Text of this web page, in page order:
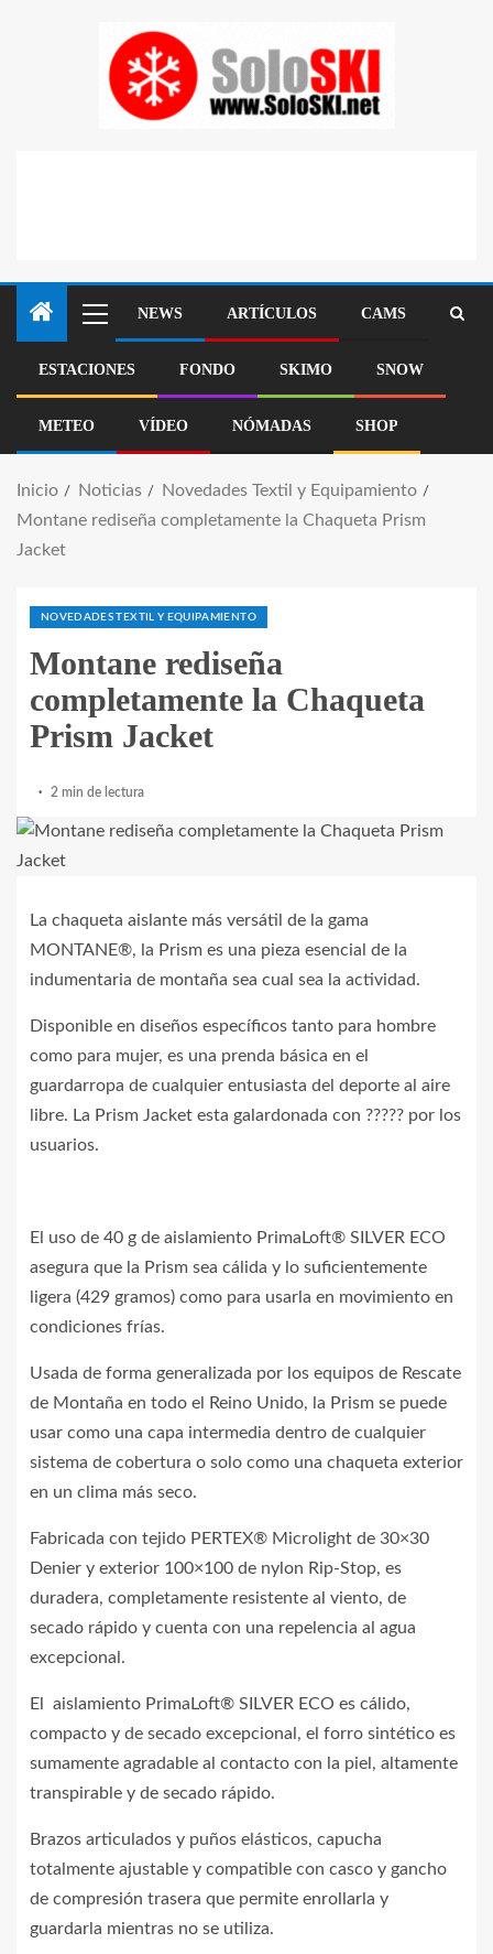
NEWS ARTÍCULOS CAMS
ESTACIONES FONDO SKIMO SNOW
METEO VÍDEO NÓMADAS SHOP
Inicio Noticias
Novedades Textil y Equipamiento
Montane rediseña completamente la Chaqueta Prism
Jacket
NOVEDADES TEXTIL Y EQUIPAMIENTO
Montane rediseña
completamente la Chaqueta
Prism Jacket
2 min de lectura
La chaqueta aislante más versátil de la gama
MONTANE®, la Prism es una pieza esencial de la
indumentaria de montaña sea cual sea la actividad.
Disponible en diseños específicos tanto para hombre
como para mujer, es una prenda básica en el
guardarropa de cualquier entusiasta del deporte al aire
libre. La Prism Jacket esta galardonada con ????? por los
usuarios.
El uso de 40 g de aislamiento PrimaLoft® SILVER ECO
asegura que la Prism sea cálida y lo suficientemente
ligera (429 gramos) como para usarla en movimiento en
condiciones frías.
Usada de forma generalizada por los equipos de Rescate
de Montaña en todo el Reino Unido, la Prism se puede
usar como una capa intermedia dentro de cualquier
sistema de cobertura o solo como una chaqueta exterior
en un clima más seco.
Fabricada con tejido PERTEX® Microlight de 30×30
Denier y exterior 100×100 de nylon Rip-Stop, es
duradera, completamente resistente al viento, de
secado rápido y cuenta con una repelencia al agua
excepcional.
El aislamiento PrimaLoft® SILVER ECO es cálido,
compacto y de secado excepcional, el forro sintético es
sumamente agradable al contacto con la piel, altamente
transpirable y de secado rápido.
Brazos articulados y puños elásticos, capucha
totalmente ajustable y compatible con casco y gancho
de compresión trasera que permite enrollarla y
guardarla mientras no se utiliza.